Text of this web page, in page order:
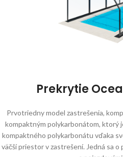
Prekrytie
Prvotriedny model zastrešenia,
kompaktným polykarbonátom, ktorý
kompaktného polykarbonátu vďaka
väčší priestor v zastrešení. Jedná sa o